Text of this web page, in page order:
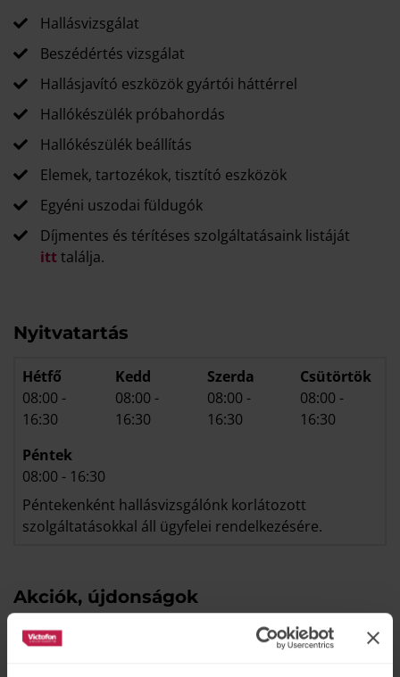
Hallásvizsgálat
Beszédértés vizsgálat
Hallásjavító eszközök gyártói háttérrel
Hallókészülék próbahordás
Hallókészülék beállítás
Elemek, tartozékok, tisztító eszközök
Egyéni uszodai füldugók
Díjmentes és térítéses szolgáltatásaink listáját
itttalálja.
Nyitvatartás
Hétfő
08:00 -
16:30
Kedd
08:00 -
16:30
Szerda
08:00 -
16:30
Csütörtök
08:00 -
16:30
Péntek
08:00 - 16:30
Péntekenként hallásvizsgálónk korlátozott
szolgáltatásokkal áll ügyfelei rendelkezésére.
Akciók, újdonságok
Demencia ellen a jó hallással